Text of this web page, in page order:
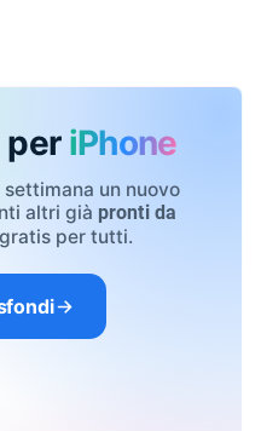
per iPhone
un nuovo
altri già pronti da
per tutti.